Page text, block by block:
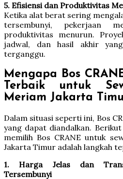
5. Efisiensi dan Produktivitas
Ketika alat berat sering
tersembunyi, pekerjaan
produktivitas menurun.
jadwal, dan hasil akhir
terganggu.
Mengapa Bos
Terbaik untuk
Meriam Jakarta
Dalam situasi seperti ini, Bos
yang dapat diandalkan.
memilih Bos CRANE untuk
Jakarta Timur adalah langkah
1. Harga Jelas dan
Tersembunyi